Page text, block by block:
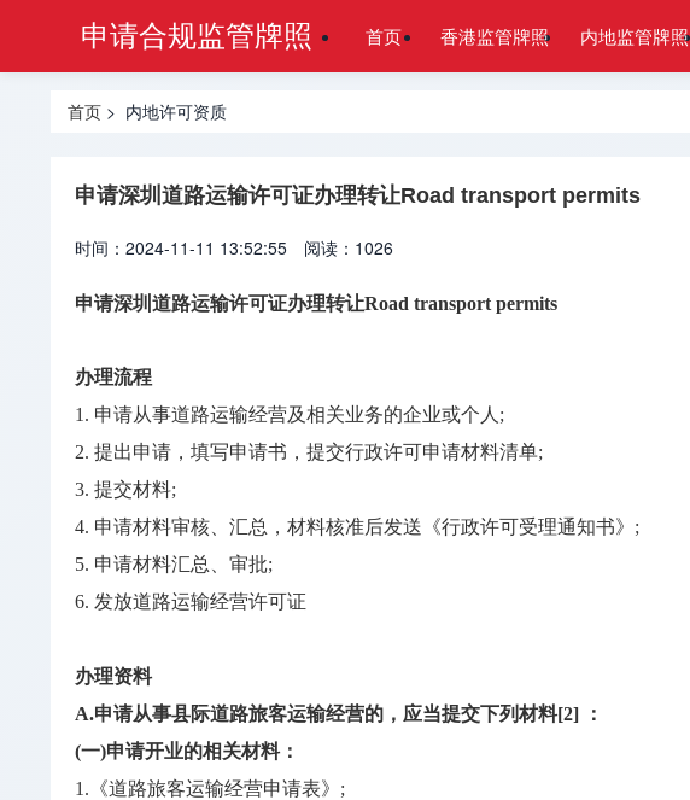
申请合规监管牌照 首页 香港监管牌照 内地监管牌照
首页 > 内地许可资质
申请深圳道路运输许可证办理转让Road transport permits
时间：2024-11-11 13:52:55 阅读：1026
申请深圳道路运输许可证办理转让Road transport permits
办理流程
1. 申请从事道路运输经营及相关业务的企业或个人;
2. 提出申请，填写申请书，提交行政许可申请材料清单;
3. 提交材料;
4. 申请材料审核、汇总，材料核准后发送《行政许可受理通知书》;
5. 申请材料汇总、审批;
6. 发放道路运输经营许可证
办理资料
A.申请从事县际道路旅客运输经营的，应当提交下列材料[2] ：
(一)申请开业的相关材料：
1.《道路旅客运输经营申请表》;